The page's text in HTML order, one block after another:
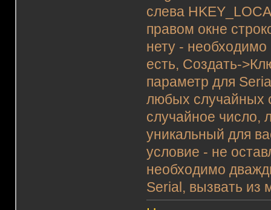
слева
правом окне
нету - необходимо
есть, Создать-
параметр для
любых случайных
случайное число,
уникальный для
условие - не
необходимо
Serial, вызвать из